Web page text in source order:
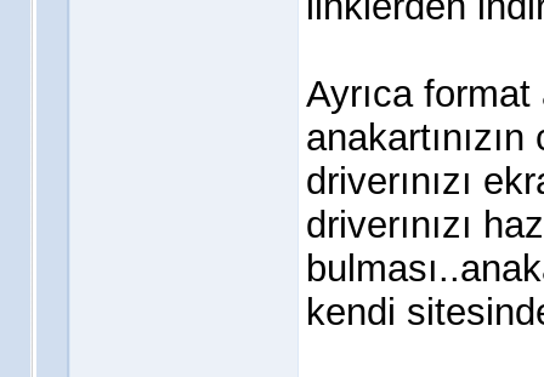
Ayrıca format
driverınızı
driverınızı
kendi